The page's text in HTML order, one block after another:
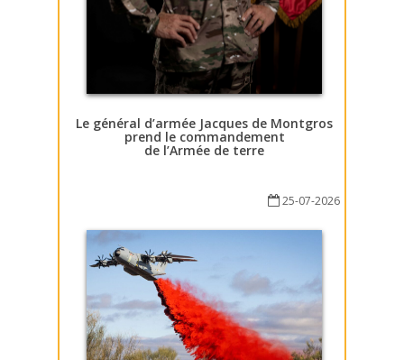
Le général d’armée Jacques de Montgros
prend le commandement
de l’Armée de terre
25-07-2026